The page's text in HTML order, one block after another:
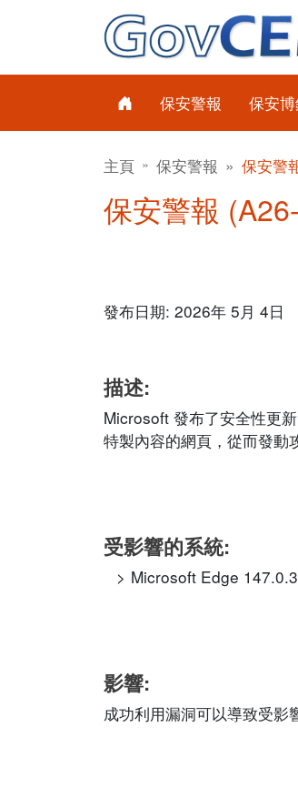
保安警報 保安
主頁 保安警報 保安警
保安警報
發布日期: 2026年 5月 4日
描述:
Microsoft 發布了安全性更
特製內容的網頁，從而發動
受影響的系統:
Microsoft Edge
影響:
成功利用漏洞可以導致受影